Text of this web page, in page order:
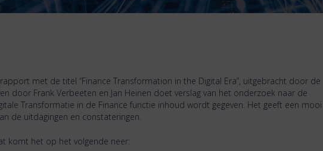
met de titel “Finance Transformation in the Digital Era”, uitgebracht door de
door Frank Verbeeten en Jan Heinen doet verslag van het onderzoek naar de
Transformatie in de Finance functie inhoud wordt gegeven. Het geeft een mooi
de uitdagingen en constateringen.
komt het op het volgende neer: